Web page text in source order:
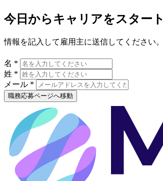
今日からキャリアをスタート
情報を記入して雇用主に送信してください。
名 *
姓 *
メール *
職務応募ページへ移動